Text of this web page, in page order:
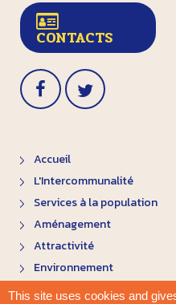
CONTACTS
Accueil
L'Intercommunalité
Services à la population
Aménagement
Attractivité
Environnement
This site uses cookies and